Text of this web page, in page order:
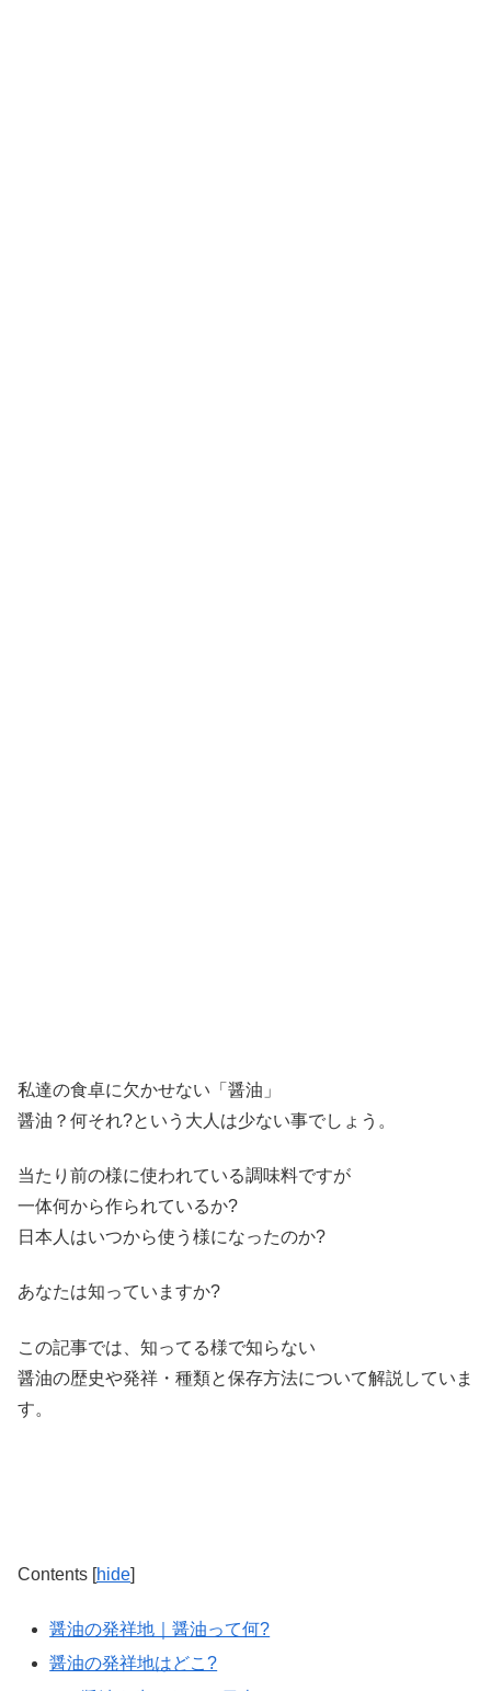
私達の食卓に欠かせない「醤油」
醤油？何それ?という大人は少ない事でしょう。
当たり前の様に使われている調味料ですが
一体何から作られているか?
日本人はいつから使う様になったのか?
あなたは知っていますか?
この記事では、知ってる様で知らない
醤油の歴史や発祥・種類と保存方法について解説していま
す。
Contents [hide]
醤油の発祥地｜醤油って何?
醤油の発祥地はどこ?